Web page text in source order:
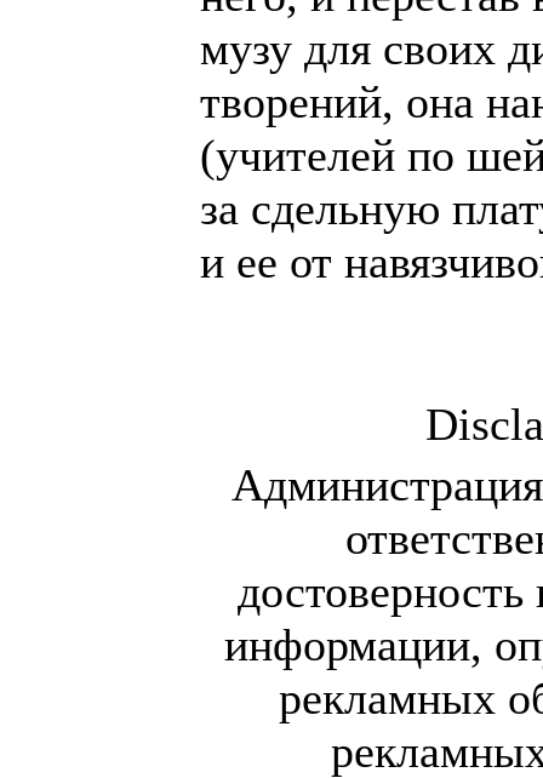
музу для своих
творений, она
(учителей по
за сдельную
и ее от
достоверность
информации,
рекламных